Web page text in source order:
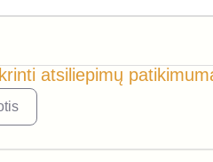
atsiliepimų